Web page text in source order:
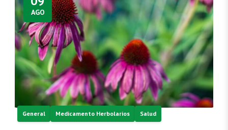
AGO
General Medicamento Herbolarios Salud